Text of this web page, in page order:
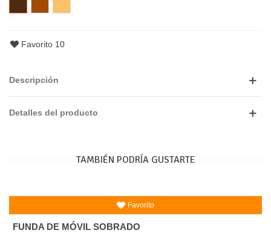
Favorito 10
Descripción
Detalles del producto
TAMBIÉN PODRÍA GUSTARTE
Favorito
FUNDA DE MÓVIL SOBRADO